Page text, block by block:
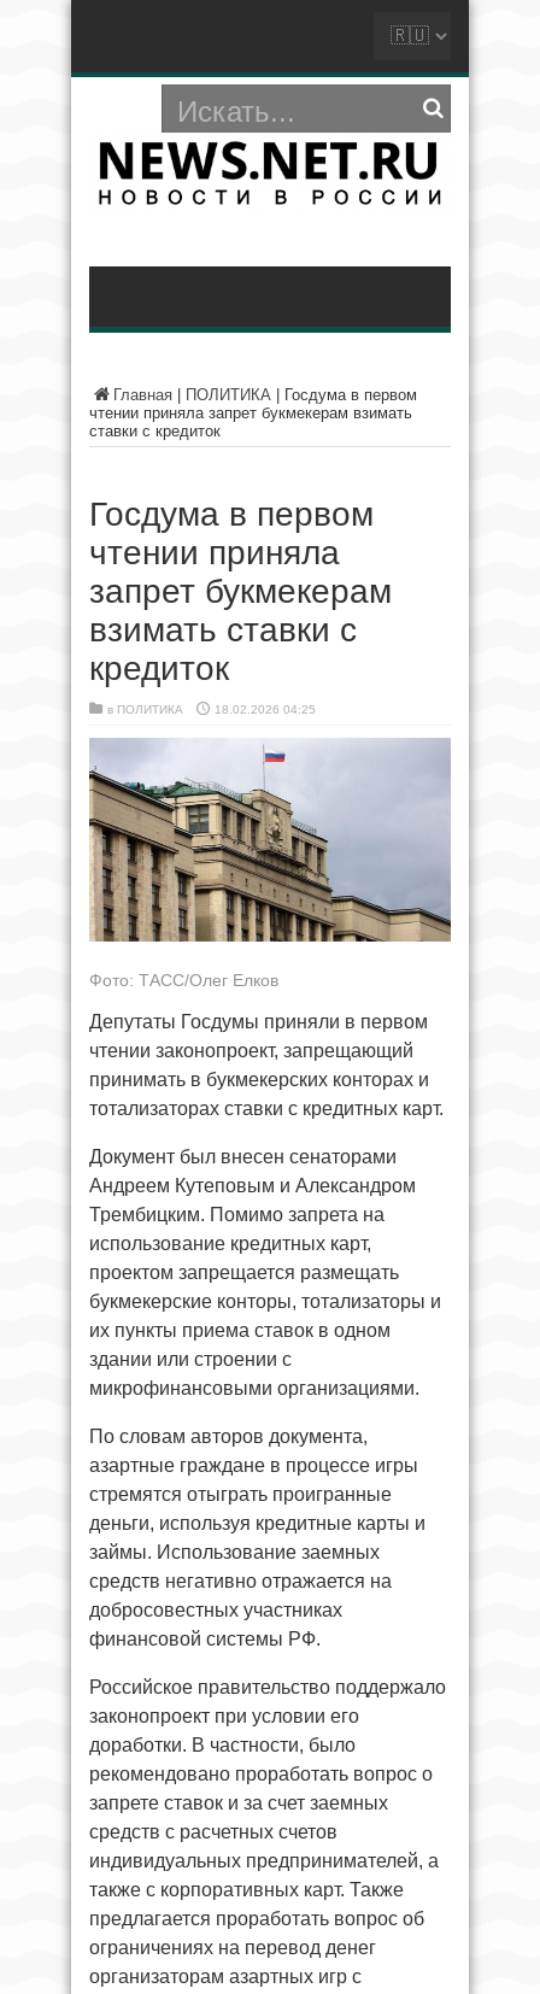
Главная ПОЛИТИКА
Госдума в первом
чтении приняла запрет букмекерам взимать
ставки с кредиток
Госдума в первом
чтении приняла
запрет букмекерам
взимать ставки с
кредиток
в ПОЛИТИКА 18.02.2026 04:25
Фото: ТАСС/Олег Елков
Депутаты Госдумы приняли в первом
чтении законопроект, запрещающий
принимать в букмекерских конторах и
тотализаторах ставки с кредитных карт.
Документ был внесен сенаторами
Андреем Кутеповым и Александром
Трембицким. Помимо запрета на
использование кредитных карт,
проектом запрещается размещать
букмекерские конторы, тотализаторы и
их пункты приема ставок в одном
здании или строении с
микрофинансовыми организациями.
По словам авторов документа,
азартные граждане в процессе игры
стремятся отыграть проигранные
деньги, используя кредитные карты и
займы. Использование заемных
средств негативно отражается на
добросовестных участниках
финансовой системы РФ.
Российское правительство поддержало
законопроект при условии его
доработки. В частности, было
рекомендовано проработать вопрос о
запрете ставок и за счет заемных
средств с расчетных счетов
индивидуальных предпринимателей, а
также с корпоративных карт. Также
предлагается проработать вопрос об
ограничениях на перевод денег
организаторам азартных игр с